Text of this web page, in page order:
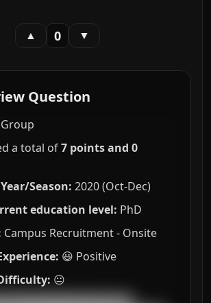
▲ 0 ▼
Question
a total of7 points and 0
Season: 2020 (Oct-Dec)
education level: PhD
Campus Recruitment - Onsite
😃 Positive
😐